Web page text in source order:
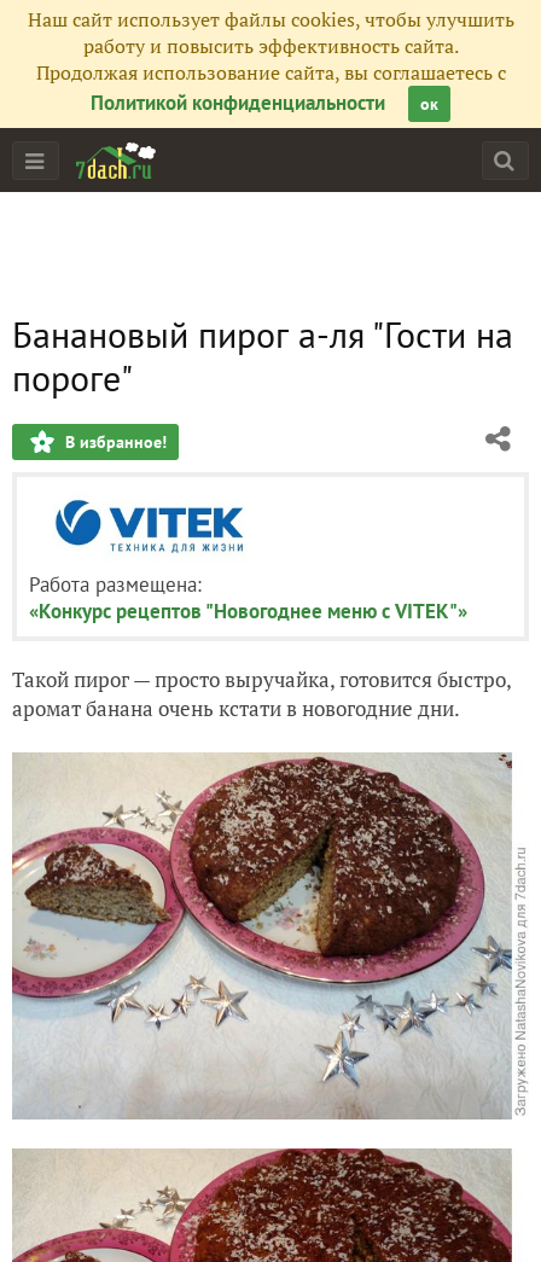
Наш сайт использует файлы cookies, чтобы улучшить
работу и повысить эффективность сайта.
Продолжая использование сайта, вы соглашаетесь с
Политикой конфиденциальности
ок
Банановый пирог а-ля "Гости на
пороге"
В избранное!
Работа размещена:
«Конкурс рецептов "Новогоднее меню с VITEK"»
Такой пирог — просто выручайка, готовится быстро,
аромат банана очень кстати в новогодние дни.